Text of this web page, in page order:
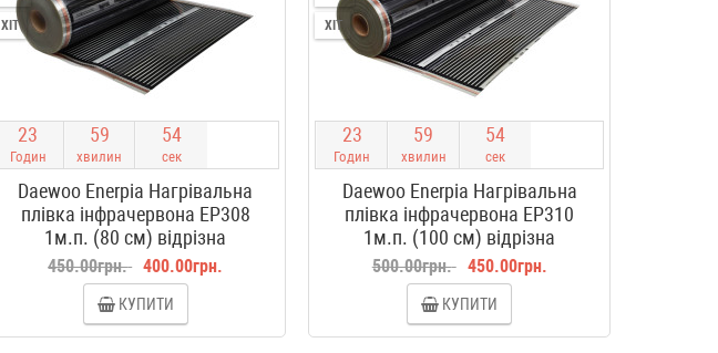
ХІТ
23
Годин
59
хвилин
53
сек
Daewoo Enerpia Нагрівальна
плівка інфрачервона EP308
1м.п. (80 см) відрізна
450.00грн. 400.00грн.
КУПИТИ
ХІТ
23
Годин
59
хвилин
53
сек
Daewoo Enerpia Нагрівальна
плівка інфрачервона EP310
1м.п. (100 см) відрізна
500.00грн. 450.00грн.
КУПИТИ